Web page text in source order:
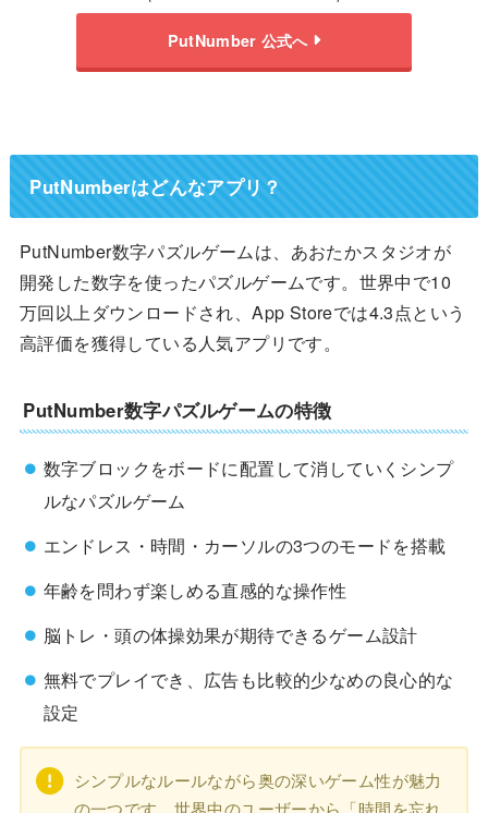
PutNumber 公式へ
PutNumberはどんなアプリ？
PutNumber数字パズルゲームは、あおたかスタジオが
開発した数字を使ったパズルゲームです。世界中で10
万回以上ダウンロードされ、App Storeでは4.3点という
高評価を獲得している人気アプリです。
PutNumber数字パズルゲームの特徴
数字ブロックをボードに配置して消していくシンプ
ルなパズルゲーム
エンドレス・時間・カーソルの3つのモードを搭載
年齢を問わず楽しめる直感的な操作性
脳トレ・頭の体操効果が期待できるゲーム設計
無料でプレイでき、広告も比較的少なめの良心的な
設定
シンプルなルールながら奥の深いゲーム性が魅力